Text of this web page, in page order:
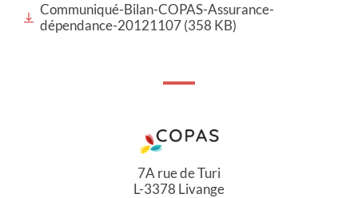
Communiqué-Bilan-COPAS-Assurance-
dépendance-20121107 (358 KB)
7A rue de Turi
L-3378 Livange